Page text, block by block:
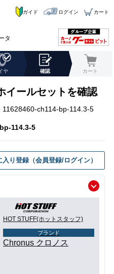
タ
ガイド ログイン カート
ヤ 確認 カート
イールセットを確認
ch114-bp-114.3-5
114.3-5
入り登録（会員登録/ログイン）
HOT STUFF(ホットスタッフ)
ブランド
Chronus クロノス